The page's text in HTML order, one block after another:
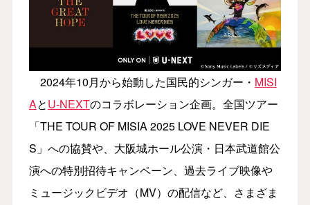
2024年10月から始動した国民的シンガー・ MISI
AとU-NEXTのコラボレーション企画。全国ツアー
「THE TOUR OF MISIA 2025 LOVE NEVER DIE
S」への協賛や、大阪城ホール公演・日本武道館公
演への特別招待キャンペーン、過去ライブ映像や
ミュージックビデオ（MV）の配信など、さまざま